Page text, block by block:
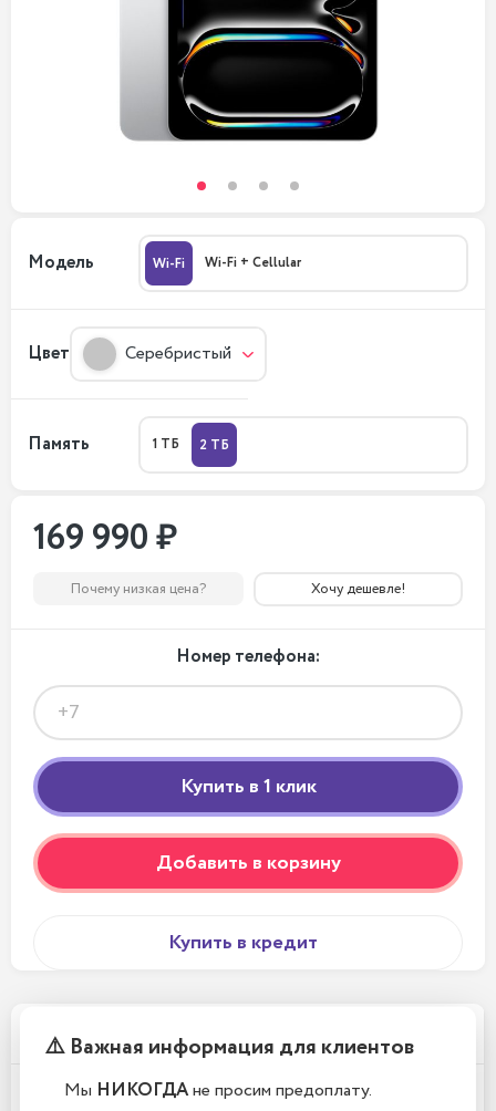
Модель Wi-Fi Wi-Fi + Cellular
Цвет Серебристый
Память 1 ТБ 2 ТБ
169 990 ₽
Почему низкая цена? Хочу дешевле!
Номер телефона:
Добавить в корзину
Купить в кредит
Телефоны новые или восстановленные?
Почему у вас такие низкие цены?
⚠️ Важная информация для клиентов
Мы НИКОГДАне просим предоплату.